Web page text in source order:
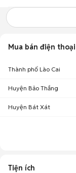
Mua bán điện thoại
Thành phố Lào Cai
Huyện Bảo Thắng
Huyện Bát Xát
Tiện ích